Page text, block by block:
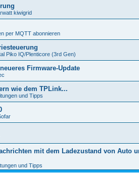
kiwigrid
per MQTT abonnieren
Piko IQ/Plenticore (3rd Gen)
Firmware-Update
wie dem TPLink...
und Tipps
mit dem Ladezustand von Auto
und Tipps